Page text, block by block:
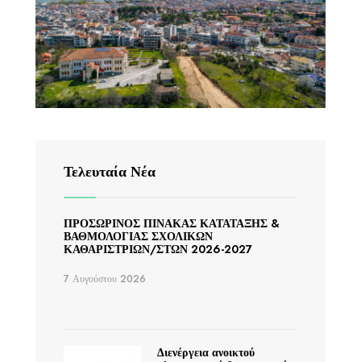
Τελευταία Νέα
ΠΡΟΣΩΡΙΝΟΣ ΠΙΝΑΚΑΣ ΚΑΤΑΤΑΞΗΣ &
ΒΑΘΜΟΛΟΓΙΑΣ ΣΧΟΛΙΚΩΝ
ΚΑΘΑΡΙΣΤΡΙΩΝ/ΣΤΩΝ 2026-2027
7 Αυγούστου 2026
Διενέργεια ανοικτού